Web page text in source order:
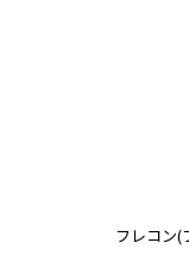
フレコン(